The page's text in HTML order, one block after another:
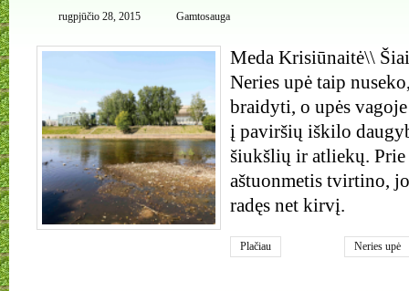
rugpjūčio 28, 2015 Gamtosauga
Meda Krisiūnaitė\\
Neries upė taip
braidyti, o upės
į paviršių iškilo
šiukšlių ir atliekų. Prie
aštuonmetis tvirtino,
radęs net kirvį.
Plačiau Neries upė